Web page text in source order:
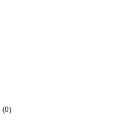
(0)